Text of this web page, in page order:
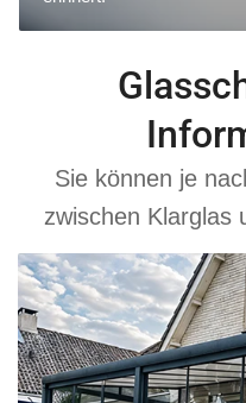
Sie können je
zwischen Klarglas